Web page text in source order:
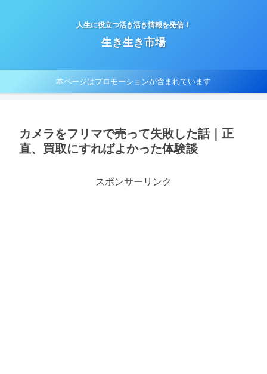
人生に役立つ活き活き情報を発信！
生き生き市場
本ページはプロモーションが含まれています
カメラをフリマで売って失敗した話｜正
直、買取にすればよかった体験談
スポンサーリンク